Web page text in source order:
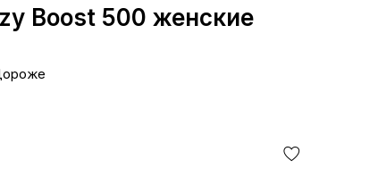
Boost 500 женские